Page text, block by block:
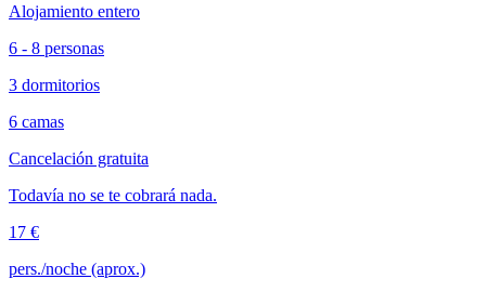
Alojamiento entero
6 - 8 personas
3 dormitorios
6 camas
Cancelación gratuita
Todavía no se te cobrará nada.
17 €
pers./noche (aprox.)